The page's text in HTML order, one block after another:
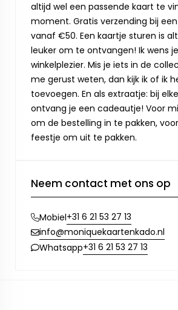
altijd wel een passende kaart te
moment. Gratis verzending bij
vanaf €50. Een kaartje sturen is
leuker om te ontvangen! Ik wens
winkelplezier. Mis je iets in de
me gerust weten, dan kijk ik of ik
toevoegen. En als extraatje: bij
ontvang je een cadeautje! Voor
om de bestelling in te pakken,
feestje om uit te pakken.
Neem contact met ons op
Mobiel+31 6 21 53 27 13
info@moniquekaartenkado.nl
Whatsapp+31 6 21 53 27 13